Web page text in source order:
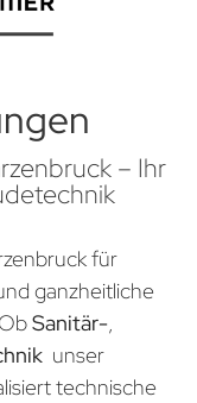
– Ihr
für
ganzheitliche
Sanitär-,
unser
technische